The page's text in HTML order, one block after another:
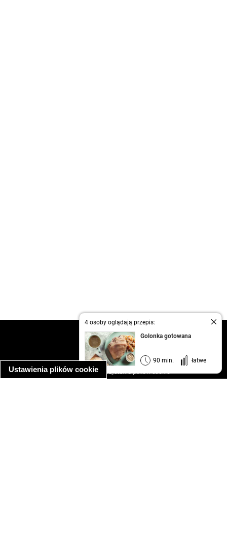
Ustawienia plików cookie
4 osoby oglądają przepis:
Golonka gotowana
90 min. łatwe
kontakt
regulamin
informacja o prywatności
informacja o wykorzystaniu plików cookie